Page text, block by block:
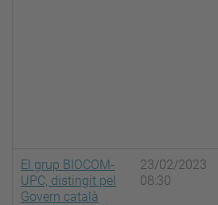
El grup BIOCOM-
UPC, distingit pel
Govern català
23/02/2023
08:30